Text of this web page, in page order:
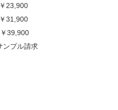
￥23,900
￥31,900
￥39,900